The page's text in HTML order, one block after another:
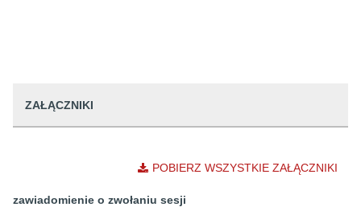
ZAŁĄCZNIKI
POBIERZ WSZYSTKIE ZAŁĄCZNIKI
zawiadomienie o zwołaniu sesji